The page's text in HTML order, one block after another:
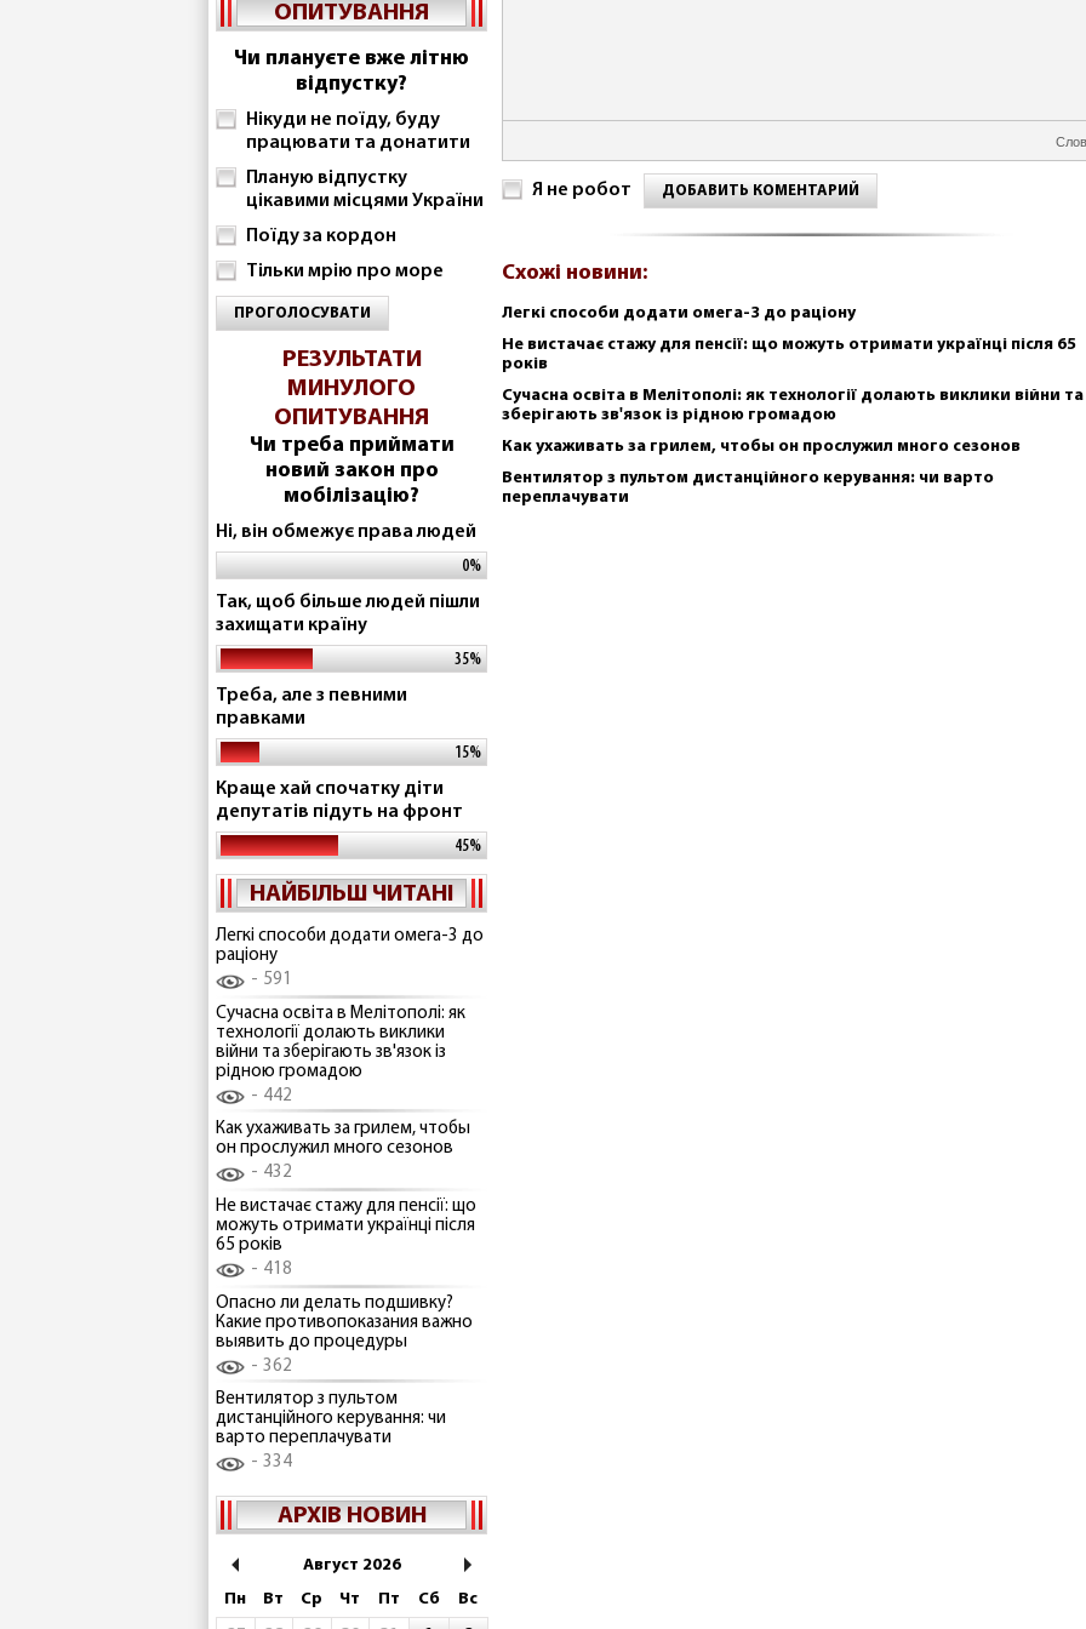
ОПИТУВАННЯ
Чи плануєте вже літню
відпустку?
Нікуди не поїду, буду
працювати та донатити
Планую відпустку
цікавими місцями України
Поїду за кордон
Тільки мрію про море
ПРОГОЛОСУВАТИ
РЕЗУЛЬТАТИ
МИНУЛОГО
ОПИТУВАННЯ
Чи треба приймати
новий закон про
мобілізацію?
Ні, він обмежує права людей
0%
Так, щоб більше людей пішли
захищати країну
35%
Треба, але з певними
правками
15%
Краще хай спочатку діти
депутатів підуть на фронт
45%
НАЙБІЛЬШ ЧИТАНІ
Легкі способи додати омега-3 до
раціону
591
Сучасна освіта в Мелітополі: як
технології долають виклики
війни та зберігають зв'язок із
рідною громадою
442
Как ухаживать за грилем, чтобы
он прослужил много сезонов
432
Не вистачає стажу для пенсії: що
можуть отримати українці після
65 років
418
Опасно ли делать подшивку?
Какие противопоказания важно
выявить до процедуры
362
Вентилятор з пультом
дистанційного керування: чи
варто переплачувати
334
АРХІВ НОВИН
Август 2026
Пн
Вт Ср Чт Пт Сб
Вс
Я не робот ДОБАВИТЬ КОМЕНТАРИЙ
Схожі новини:
Легкі способи додати омега-3 до раціону
Не вистачає стажу для пенсії: що можуть отримати українці після 65
років
Сучасна освіта в Мелітополі: як технології долають виклики війни та
зберігають зв'язок із рідною громадою
Как ухаживать за грилем, чтобы он прослужил много сезонов
Вентилятор з пультом дистанційного керування: чи варто
переплачувати